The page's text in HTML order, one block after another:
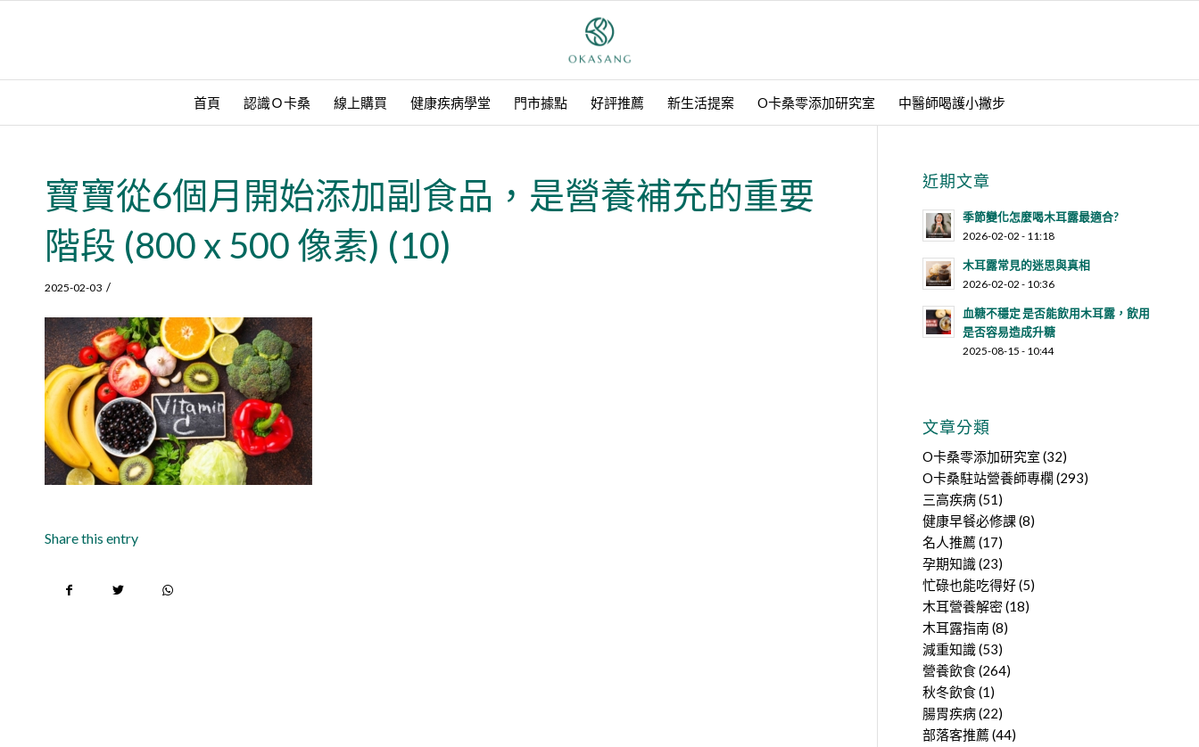
首頁 認識Ｏ卡桑 線上購買 健康疾病學堂 門市據點 好評推薦 新生活提案 O卡桑零添加研究室 中醫師喝護小撇步
寶寶從6個月開始添加副食品，是營養補充的重要
階段 (800 x 500 像素) (10)
2025-02-03 /
Share this entry
近期文章
季節變化怎麼喝木耳露最適合?
2026-02-02 - 11:18
木耳露常見的迷思與真相
2026-02-02 - 10:36
血糖不穩定 是否能飲用木耳露，飲用
是否容易造成升糖
2025-08-15 - 10:44
文章分類
O卡桑零添加研究室 (32)
O卡桑駐站營養師專欄 (293)
三高疾病(51)
健康早餐必修課(8)
名人推薦 (17)
孕期知識(23)
忙碌也能吃得好(5)
木耳營養解密(18)
木耳露指南(8)
減重知識(53)
營養飲食(264)
秋冬飲食(1)
腸胃疾病(22)
部落客推薦 (44)